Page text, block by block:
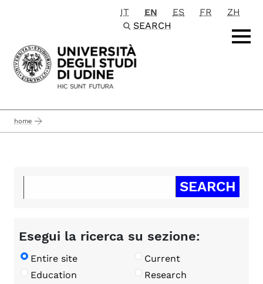
Passa al contenuto principale
IT EN ES FR
ZH
SEARCH
home
Esegui la ricerca su sezione:
Entire site
Current
Education
Research